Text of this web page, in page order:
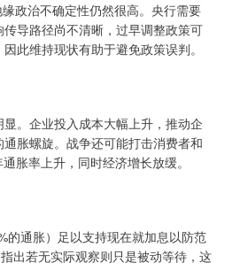
政治不确定性仍然很高。央行需要
导路径尚不清晰，过早调整政策可
此维持现状有助于避免政策误判。
。企业投入成本大幅上升，推动企
胀螺旋。战争还可能打击消费者和
胀率上升，同时经济增长放缓。
通胀）足以支持现在就加息以防范
出若无实际观察则只是被动等待，这